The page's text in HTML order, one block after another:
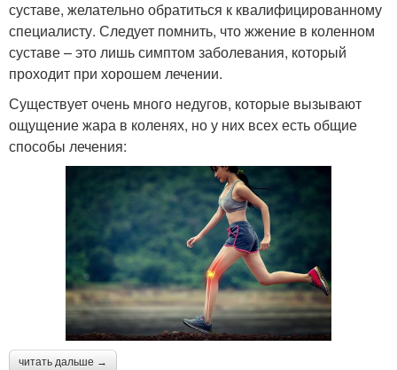
суставе, желательно обратиться к квалифицированному
специалисту. Следует помнить, что жжение в коленном
суставе – это лишь симптом заболевания, который
проходит при хорошем лечении.
Существует очень много недугов, которые вызывают
ощущение жара в коленях, но у них всех есть общие
способы лечения:
читать дальше →